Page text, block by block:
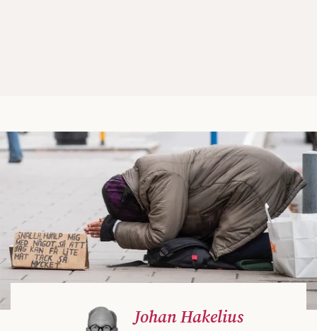
Johan Hakelius